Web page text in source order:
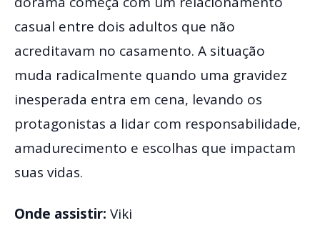
casual entre dois adultos que não
acreditavam no casamento. A situação
muda radicalmente quando uma gravidez
inesperada entra em cena, levando os
protagonistas a lidar com responsabilidade,
amadurecimento e escolhas que impactam
suas vidas.
Onde assistir: Viki